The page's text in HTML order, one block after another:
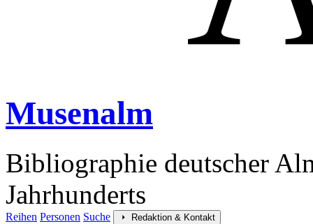
Musenalm
Bibliographie deutscher
Jahrhunderts
Reihen Personen Suche Redaktion & Kontakt